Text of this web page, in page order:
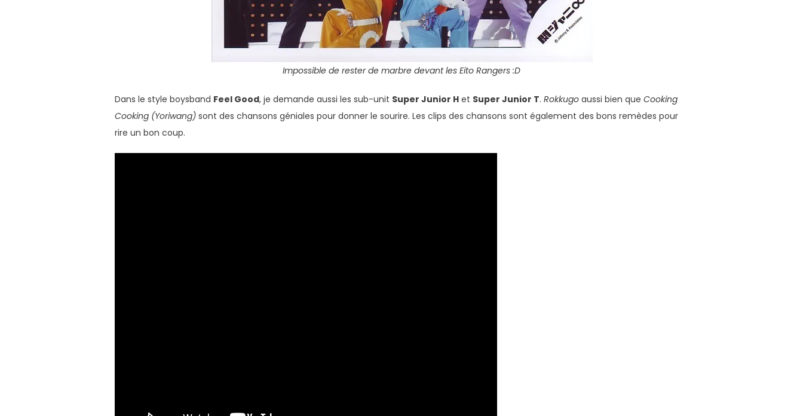
Impossible de rester de marbre devant les Eito Rangers :D
Dans le style boysband Feel Good, je demande aussi les sub-unit Super Junior H et Super Junior T. Rokkugo aussi bien que Cooking
Cooking (Yoriwang) sont des chansons géniales pour donner le sourire. Les clips des chansons sont également des bons remèdes pour
rire un bon coup.